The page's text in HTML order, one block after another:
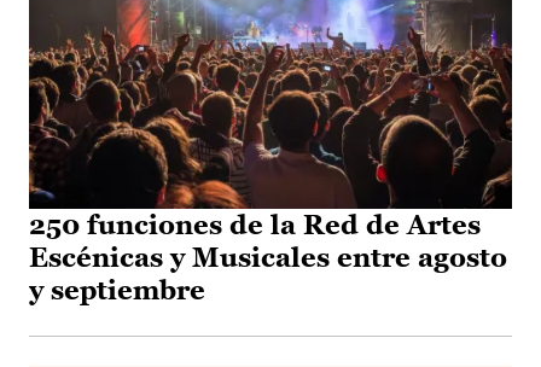
250 funciones de la Red de Artes
Escénicas y Musicales entre agosto
y septiembre